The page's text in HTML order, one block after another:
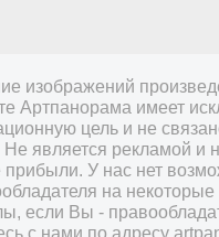
изображений
Артпанорама имеет
цель и не
является рекламой и
прибыли. У нас нет
на
если Вы -
с нами по адресу